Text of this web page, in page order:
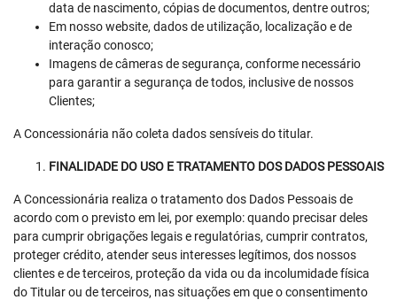
data de nascimento, cópias de documentos, dentre outros;
Em nosso website, dados de utilização, localização e de
interação conosco;
Imagens de câmeras de segurança, conforme necessário
para garantir a segurança de todos, inclusive de nossos
Clientes;
A Concessionária não coleta dados sensíveis do titular.
FINALIDADE DO USO E TRATAMENTO DOS DADOS PESSOAIS
A Concessionária realiza o tratamento dos Dados Pessoais de
acordo com o previsto em lei, por exemplo: quando precisar deles
para cumprir obrigações legais e regulatórias, cumprir contratos,
proteger crédito, atender seus interesses legítimos, dos nossos
clientes e de terceiros, proteção da vida ou da incolumidade física
do Titular ou de terceiros, nas situações em que o consentimento